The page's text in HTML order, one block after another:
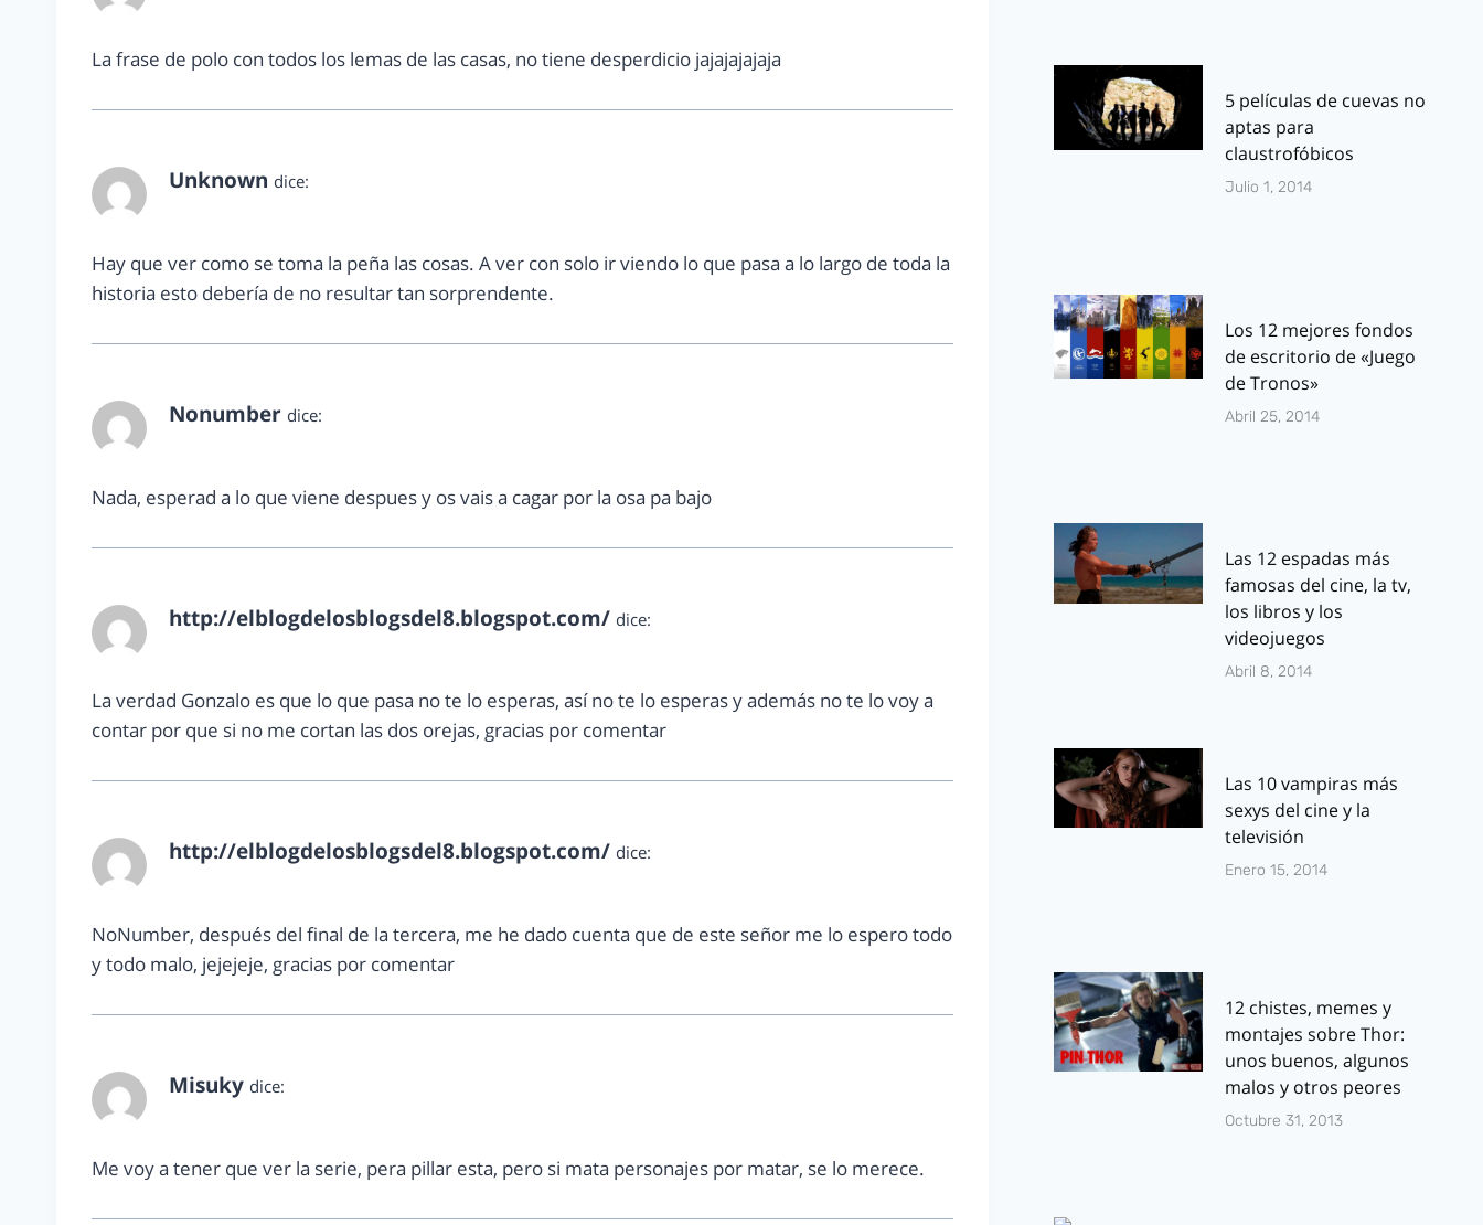
La frase de polo con todos los lemas de las casas, no tiene desperdicio jajajajajaja
Unknown dice:
Hay que ver como se toma la peña las cosas. A ver con solo ir viendo lo que pasa a lo largo de toda la
historia esto debería de no resultar tan sorprendente.
Nonumber dice:
Nada, esperad a lo que viene despues y os vais a cagar por la osa pa bajo
http://elblogdelosblogsdel8.blogspot.com/ dice:
La verdad Gonzalo es que lo que pasa no te lo esperas, así no te lo esperas y además no te lo voy a
contar por que si no me cortan las dos orejas, gracias por comentar
http://elblogdelosblogsdel8.blogspot.com/ dice:
NoNumber, después del final de la tercera, me he dado cuenta que de este señor me lo espero todo
y todo malo, jejejeje, gracias por comentar
Misuky dice:
Me voy a tener que ver la serie, pera pillar esta, pero si mata personajes por matar, se lo merece.
5 películas de cuevas no
aptas para
claustrofóbicos
Julio 1, 2014
Los 12 mejores fondos
de escritorio de «Juego
de Tronos»
Abril 25, 2014
Las 12 espadas más
famosas del cine, la tv,
los libros y los
videojuegos
Abril 8, 2014
Las 10 vampiras más
sexys del cine y la
televisión
Enero 15, 2014
12 chistes, memes y
montajes sobre Thor:
unos buenos, algunos
malos y otros peores
Octubre 31, 2013